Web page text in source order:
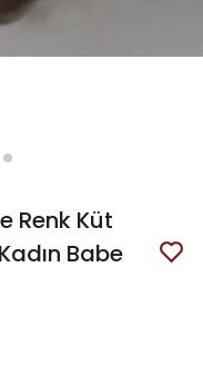
Renk Küt
Babe